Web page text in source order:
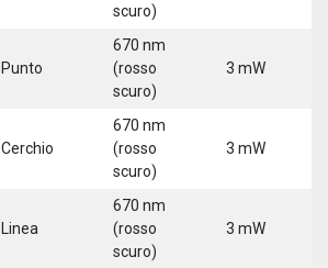
scuro)
Punto
670 nm
(rosso
scuro)
3 mW
Cerchio
670 nm
(rosso
scuro)
3 mW
Linea
670 nm
(rosso
scuro)
3 mW